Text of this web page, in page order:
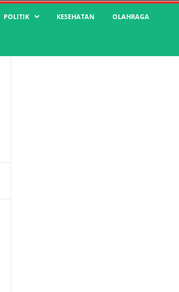
POLITIK KESEHATAN OLAHRAGA